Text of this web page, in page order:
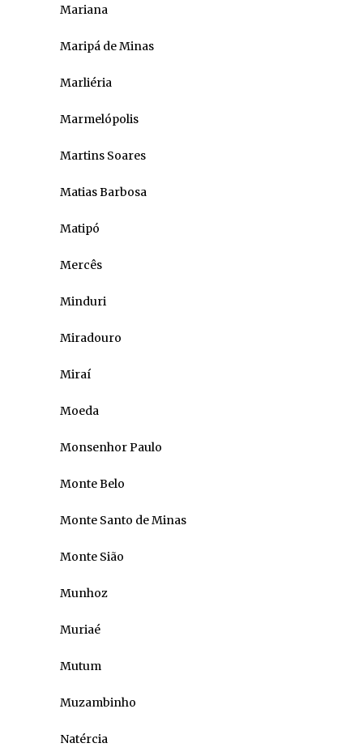
Mariana
Maripá de Minas
Marliéria
Marmelópolis
Martins Soares
Matias Barbosa
Matipó
Mercês
Minduri
Miradouro
Miraí
Moeda
Monsenhor Paulo
Monte Belo
Monte Santo de Minas
Monte Sião
Munhoz
Muriaé
Mutum
Muzambinho
Natércia